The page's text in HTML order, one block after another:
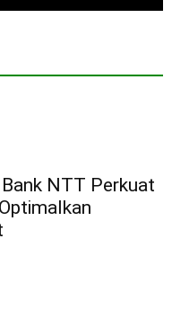
NTT Perkuat